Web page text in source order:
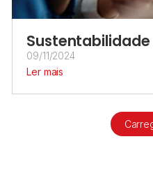
09/11/2024
Ler mais